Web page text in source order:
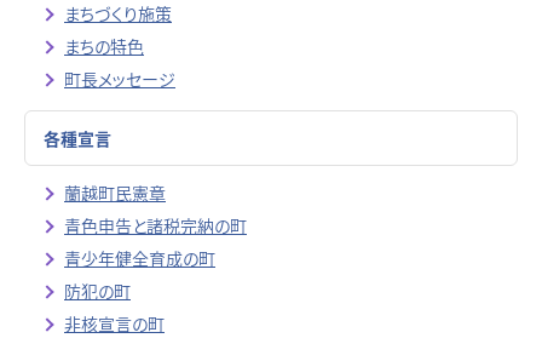
まちづくり施策
まちの特色
町長メッセージ
各種宣言
蘭越町民憲章
青色申告と諸税完納の町
青少年健全育成の町
防犯の町
非核宣言の町